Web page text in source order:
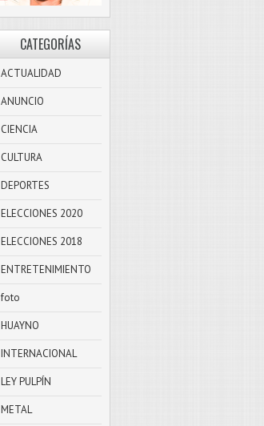
CATEGORÍAS
ACTUALIDAD
ANUNCIO
CIENCIA
CULTURA
DEPORTES
ELECCIONES 2020
ELECCIONES 2018
ENTRETENIMIENTO
foto
HUAYNO
INTERNACIONAL
LEY PULPÍN
METAL